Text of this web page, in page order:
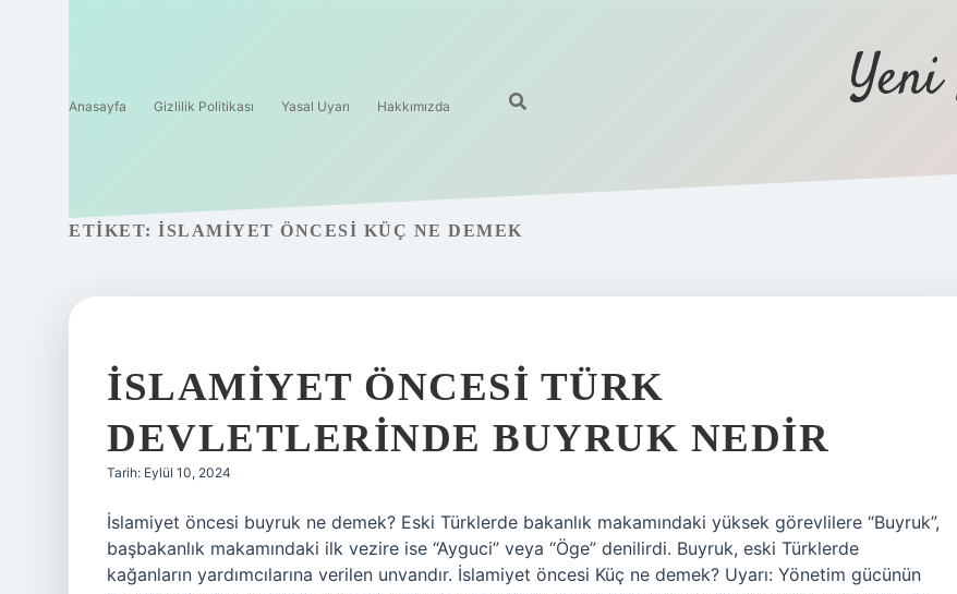
Anasayfa Gizlilik Politikası Yasal Uyarı Hakkımızda
ETIKET: İSLAMIYET ÖNCESI KÜÇ NE DEMEK
İSLAMIYET ÖNCESI TÜRK
DEVLETLERINDE BUYRUK NEDIR
Tarih: Eylül 10, 2024
İslamiyet öncesi buyruk ne demek? Eski Türklerde bakanlık makamındaki yüksek görevlilere “Buyruk”,
başbakanlık makamındaki ilk vezire ise “Ayguci” veya “Öge” denilirdi. Buyruk, eski Türklerde
kağanların yardımcılarına verilen unvandır. İslamiyet öncesi Küç ne demek? Uyarı: Yönetim gücünün